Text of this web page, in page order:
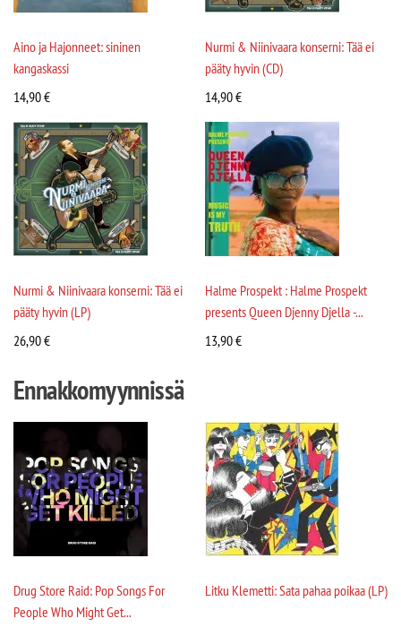
Aino ja Hajonneet: sininen
kangaskassi
14,90€
Nurmi & Niinivaara konserni: Tää ei
pääty hyvin (CD)
14,90€
Nurmi & Niinivaara konserni: Tää ei
pääty hyvin (LP)
26,90€
Halme Prospekt : Halme Prospekt
presents Queen Djenny Djella -...
13,90€
Ennakkomyynnissä
Drug Store Raid: Pop Songs For
People Who Might Get...
Litku Klemetti: Sata pahaa poikaa (LP)